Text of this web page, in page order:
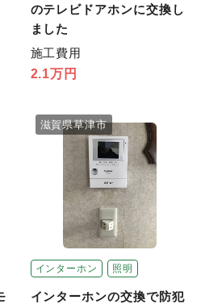
のテレビドアホンに交換し
ました
施工費用
2.1万円
インターホン 照明
滋賀県草津市
インターホンの交換で防犯